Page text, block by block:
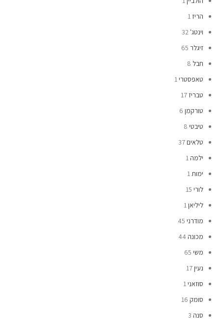
הריז1
וינטג' 32
זיגלר 65
חבל 8
טאפסטרי1
טבריז17
טורקמן 6
טיבטי 8
טלאים37
ילמה1
ימות1
לורי 15
ליליאן1
מודרני 45
מכונה 44
משי 65
נעין17
סוזאני1
סומק 16
סנה 3